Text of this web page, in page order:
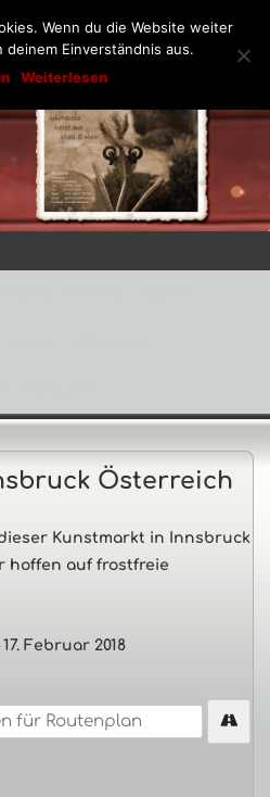
Österreich
Kunstmarkt in Innsbruck
hoffen auf frostfreie
17. Februar 2018
Wenn du die Website weiter
Einverständnis aus.
Weiterlesen